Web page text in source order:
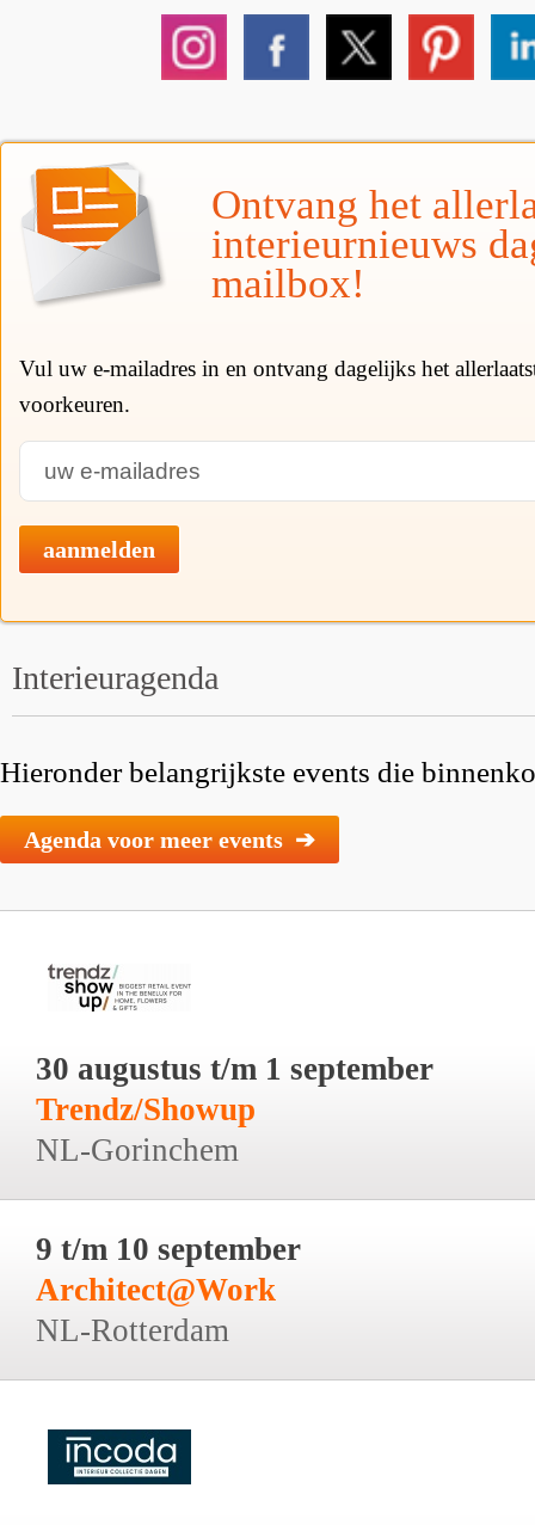
Ontvang het
interieurnieuws
mailbox!
Vul uw e-mailadres in en ontvang dagelijks het
voorkeuren.
aanmelden
Interieuragenda
Hieronder belangrijkste events die
Agenda voor meer events ➔
30 augustus t/m 1 september
Trendz/Showup
NL-Gorinchem
9 t/m 10 september
Architect@Work
NL-Rotterdam